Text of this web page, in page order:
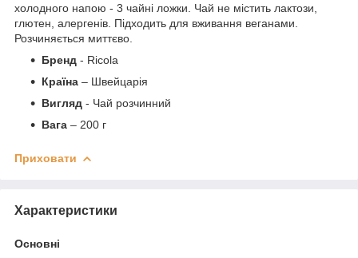
холодного напою - 3 чайні ложки. Чай не містить лактози,
глютен, алергенів. Підходить для вживання веганами.
Розчиняється миттєво.
Бренд - Ricola
Країна – Швейцарія
Вигляд - Чай розчинний
Вага – 200 г
Приховати
Характеристики
Основні